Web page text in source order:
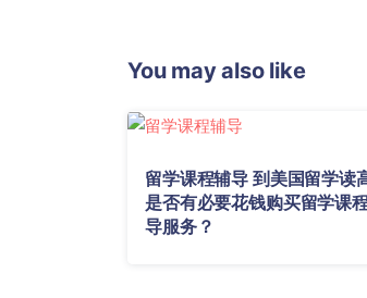
You may also like
留学课程辅导 到美国留学读
是否有必要花钱购买留学课
导服务？